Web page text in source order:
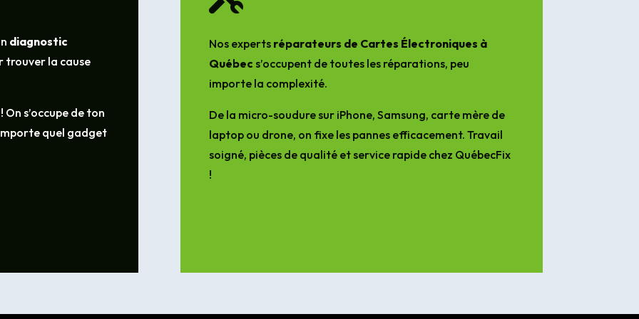
diagnostic
trouver la cause
s’occupe de ton
quel gadget
Nos experts réparateurs de Cartes Électroniques à
Québecs’occupent de toutes les réparations, peu
importe la complexité.
De la micro-soudure sur iPhone, Samsung, carte mère de
laptop ou drone, on fixe les pannes efficacement. Travail
soigné, pièces de qualité et service rapide chez QuébecFix
!